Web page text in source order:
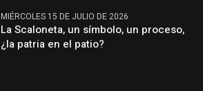
MIÉRCOLES 15 DE JULIO DE 2026
La Scaloneta, un símbolo, un proceso,
¿la patria en el patio?